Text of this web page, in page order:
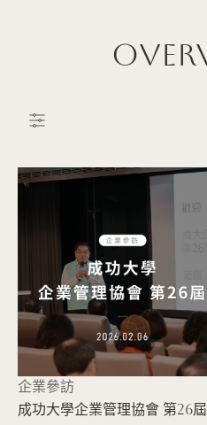
企業參訪
成功大學企業管理協會 第26屆